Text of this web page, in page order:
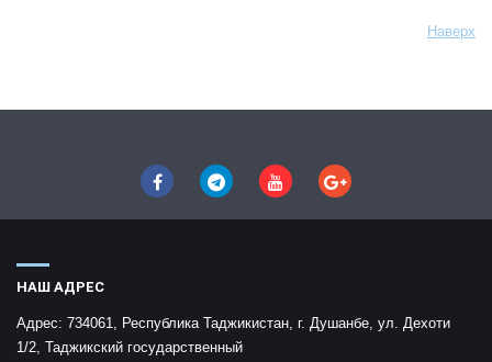
Наверх
НАШ АДРЕС
Адрес: 734061, Республика Таджикистан, г. Душанбе, ул. Дехоти
1/2, Таджикский государственный